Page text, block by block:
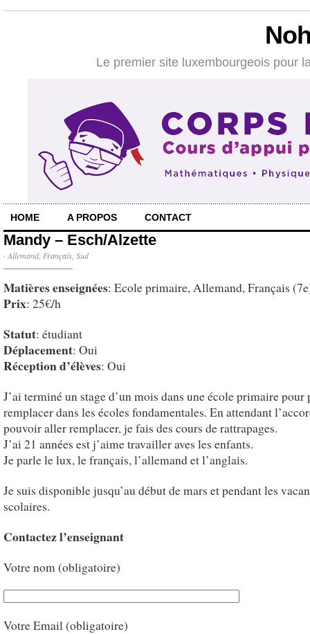
Le premier site luxembourgeois pour
HOME A PROPOS CONTACT
Mandy – Esch/Alzette
· Allemand, Français Sud
Matières enseignées: Ecole primaire, Allemand, Français
Prix: 25€/h
Statut: étudiant
Déplacement: Oui
Réception d’élèves: Oui
J’ai terminé un stage d’un mois dans une école primaire pour
remplacer dans les écoles fondamentales. En attendant
pouvoir aller remplacer, je fais des cours de rattrapages.
J’ai 21 années est j’aime travailler aves les enfants.
Je parle le lux, le français, l’allemand et l’anglais.
Je suis disponible jusqu’au début de mars et pendant les
scolaires.
Contactez l’enseignant
Votre nom (obligatoire)
Votre Email (obligatoire)